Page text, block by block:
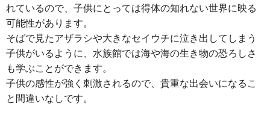
れているので、子供にとっては得体の知れない世界に映る
可能性があります。
そばで見たアザラシや大きなセイウチに泣き出してしまう
子供がいるように、水族館では海や海の生き物の恐ろしさ
も学ぶことができます。
子供の感性が強く刺激されるので、貴重な出会いになるこ
と間違いなしです。